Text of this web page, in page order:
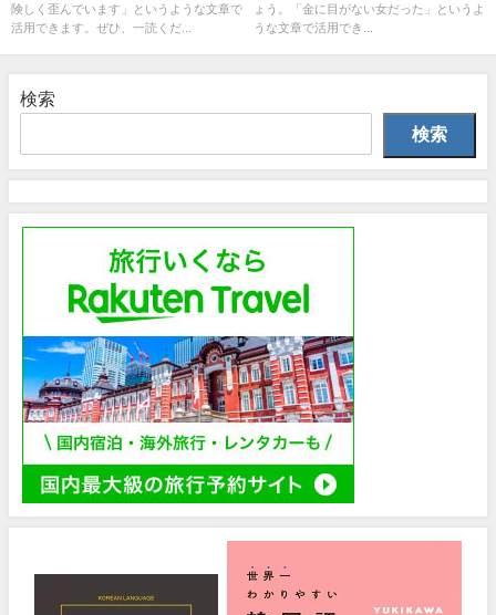
険しく歪んでいます」というような文章で
活用できます。ぜひ、一読くだ...
ょう。「金に目がない女だった」というよ
うな文章で活用でき...
検索
検索